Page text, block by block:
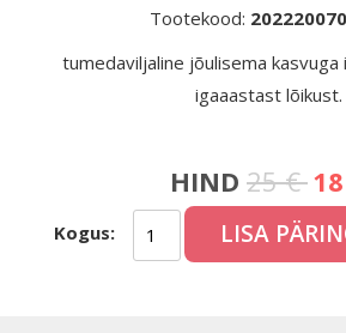
Tootekood:
tumedaviljaline jõulisema kasvuga
igaaastast lõikust.
HIND 25 €
Kogus: LISA